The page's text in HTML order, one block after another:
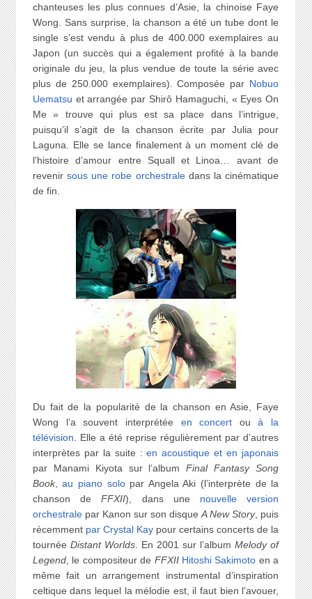
chanteuses les plus connues d’Asie, la chinoise Faye
Wong. Sans surprise, la chanson a été un tube dont le
single s’est vendu à plus de 400.000 exemplaires au
Japon (un succès qui a également profité à la bande
originale du jeu, la plus vendue de toute la série avec
plus de 250.000 exemplaires). Composée par Nobuo
Uematsu et arrangée par Shirô Hamaguchi, « Eyes On
Me » trouve qui plus est sa place dans l’intrigue,
puisqu’il s’agit de la chanson écrite par Julia pour
Laguna. Elle se lance finalement à un moment clé de
l’histoire d’amour entre Squall et Linoa… avant de
revenirsous une robe orchestraledans la cinématique
de fin.
Du fait de la popularité de la chanson en Asie, Faye
Wong l’a souvent interprétée en concert ouà la
télévision . Elle a été reprise régulièrement par d’autres
interprètes par la suite :en acoustique et en japonais
par Manami Kiyota sur l’albumFinal Fantasy Song
Book,au piano solopar Angela Aki (l’interprète de la
chanson deFFXII), dans une nouvelle version
orchestralepar Kanon sur son disqueA New Story, puis
récemment par Crystal Kaypour certains concerts de la
tournée Distant Worlds. En 2001 sur l’albumMelody of
Legend, le compositeur de FFXII Hitoshi Sakimoto en a
même fait un arrangement instrumental d’inspiration
celtique dans lequel la mélodie est, il faut bien l’avouer,